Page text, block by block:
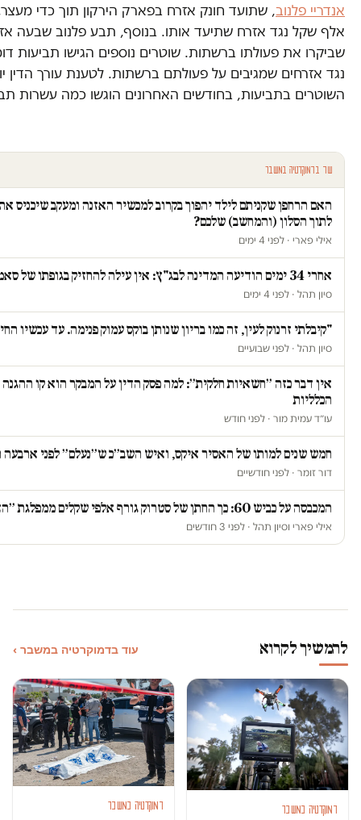
אנדריי פלנוב
אלף שקל נגד אזרח שתיעד אותו. בנוסף, תבע פלנוב שבעה
שביקרו את פעולתו ברשתות. שוטרים נוספים הגישו תביעות
נגד אזרחים שמגיבים על פעולתם ברשתות. לטענת עורך הדין
השוטרים בתביעות, בחודשים האחרונים הוגשו כמה עשרות
עוד בדמוקרטיה במשבר
האם הרחפן שקניתם לילד יהפוך בקרוב למכשיר האזנה ומעקב שיכניס
לתוך הסלון (והמחשב) שלכם?
אילי פארי · לפני 4 ימים
אחרי 34 ימים הודיעה המדינה לבג"ץ: אין עילה להחזיק בגופתו של סאמי ג'עסוס
סיון תהל · לפני 4 ימים
"קיבלתי זרנוק לעין, זה כמו בריון שנותן בוקס עמוק פנימה. עד עכשיו
סיון תהל · לפני שבועיים
אין דבר כזה ״חשאיות חלקית״: למה פסק הדין על המבקר הוא קו
הכלליות
עו״ד עמית מור · לפני חודש
חמש שנים למותו של האסיר איקס, ואיש השב״כ ש״נעלם״ לפני ארבעה
דור זומר · לפני חודשיים
המכבסה על כביש 60: כך החתן של סטרוק גורף אלפי שקלים ממפלגת ״הציונות הדתית״
אילי פארי וסיון תהל · לפני 3 חודשים
להמשיך לקרוא עוד בדמוקרטיה במשבר ›
דמוקרטיה במשבר דמוקרטיה במשבר